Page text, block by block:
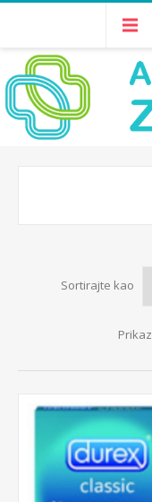
Sortirajte kao
Prikaz